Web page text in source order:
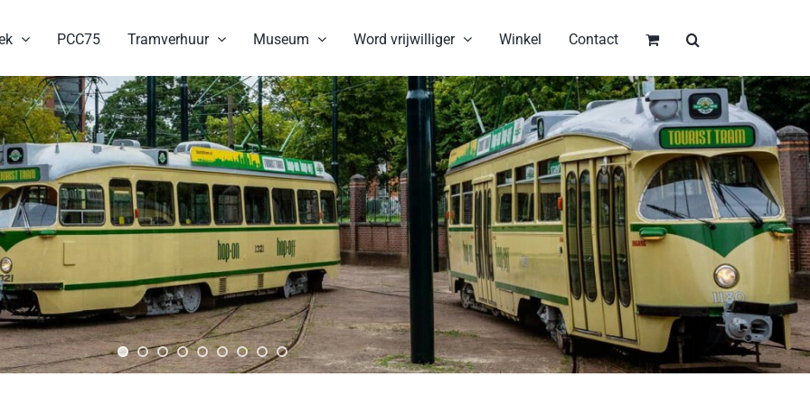
PCC75 Tramverhuur Museum Word vrijwilliger Winkel Contact